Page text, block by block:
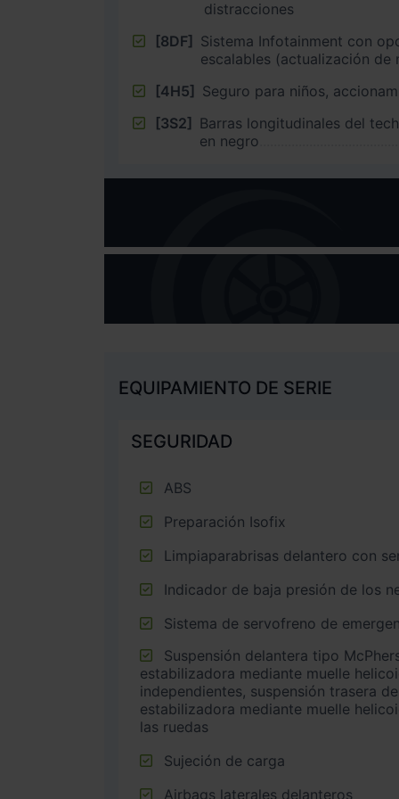
distracciones
[8DF] Sistema Infotainment con
escalables (actualización de
[4H5] Seguro para niños,
[3S2] Barras longitudinales del
en negro
EQUIPAMIENTO DE SERIE
SEGURIDAD
ABS
Preparación Isofix
Limpiaparabrisas delantero con
Indicador de baja presión de los
Sistema de servofreno de
estabilizadora mediante muelle
independientes, suspensión trasera
estabilizadora mediante muelle
las ruedas
Sujeción de carga
Airbags laterales delanteros